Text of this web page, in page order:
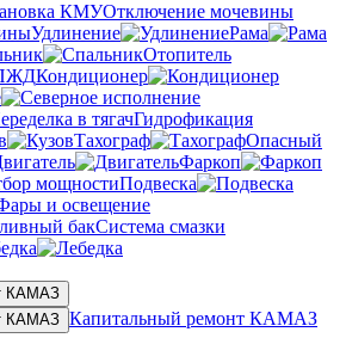
Отключение мочевины
Удлинение
Рама
Отопитель
Кондиционер
Гидрофикация
Тахограф
Опасный
Фаркоп
Подвеска
Система смазки
Капитальный ремонт КАМАЗ